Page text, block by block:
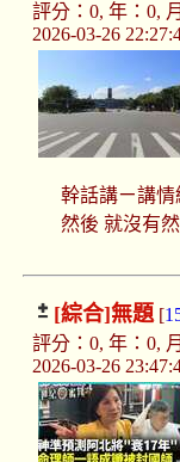
評分：0, 年：0,
2026-03-26
幹話講ㄧ講情
然後 就沒有
[綜合]無題[
評分：0, 年：0,
2026-03-26